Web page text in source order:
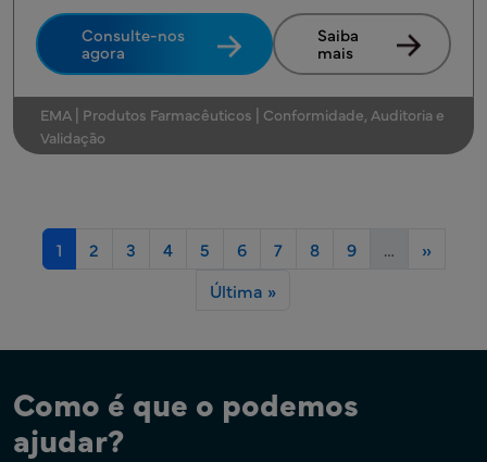
Consulte-nos
agora
Saiba
mais
EMA | Produtos Farmacêuticos | Conformidade, Auditoria e
Validação
Paginação
Página atual
1 Página
2 Página
3 Página
4 Página
5 Página
6 Página
7 Página
8 Página
9 …
››
Última página
Última »
Como é que o podemos
ajudar?